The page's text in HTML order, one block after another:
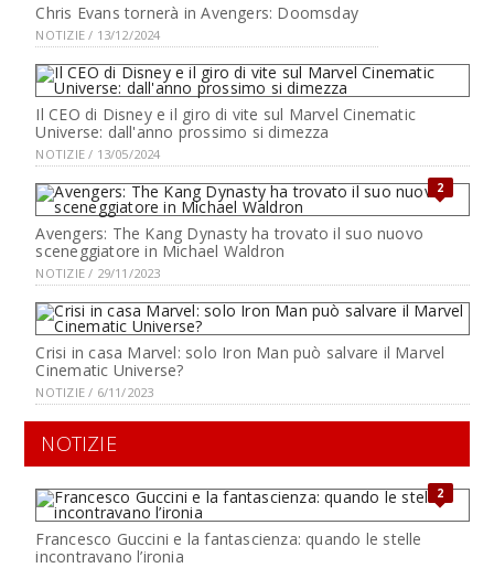
Chris Evans tornerà in Avengers: Doomsday
NOTIZIE / 13/12/2024
Il CEO di Disney e il giro di vite sul Marvel Cinematic
Universe: dall'anno prossimo si dimezza
NOTIZIE / 13/05/2024
2
Avengers: The Kang Dynasty ha trovato il suo nuovo
sceneggiatore in Michael Waldron
NOTIZIE / 29/11/2023
Crisi in casa Marvel: solo Iron Man può salvare il Marvel
Cinematic Universe?
NOTIZIE / 6/11/2023
NOTIZIE
2
Francesco Guccini e la fantascienza: quando le stelle
incontravano l’ironia